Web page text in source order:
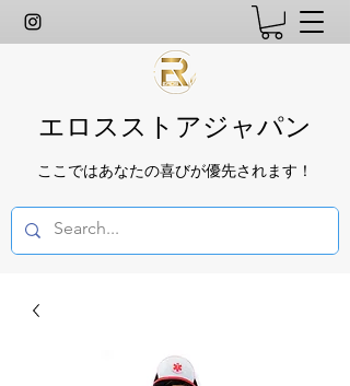
エロスストアジャパン
ここではあなたの喜びが優先されます！